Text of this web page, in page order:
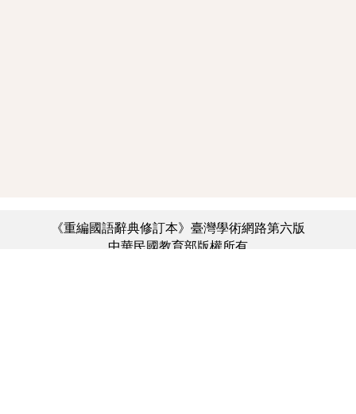
《重編國語辭典修訂本》臺灣學術網路第六版
中華民國教育部版權所有